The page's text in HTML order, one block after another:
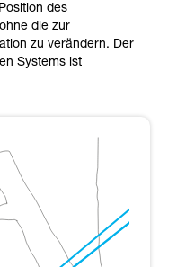
des
die zur
zu verändern. Der
Systems ist